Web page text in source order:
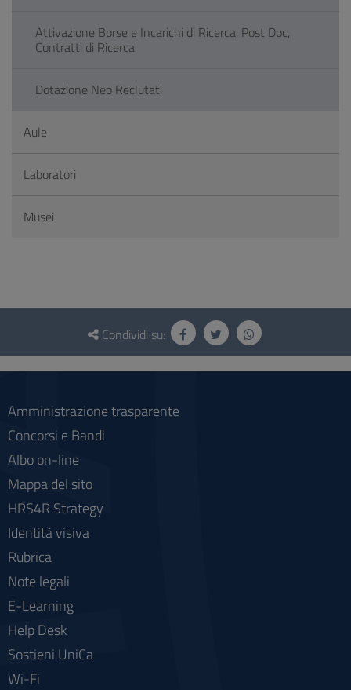
Attivazione Borse e Incarichi di Ricerca, Post Doc,
Contratti di Ricerca
Dotazione Neo Reclutati
Aule
Laboratori
Musei
Questionario
social
Condividi su:
Amministrazione trasparente
Concorsi e Bandi
Albo on-line
Mappa del sito
HRS4R Strategy
Identità visiva
Rubrica
Note legali
E-Learning
Help Desk
Sostieni UniCa
Wi-Fi